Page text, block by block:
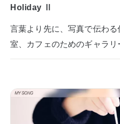
Holiday Ⅱ
言葉より先に、写真で伝わ
室、カフェのためのギャラ